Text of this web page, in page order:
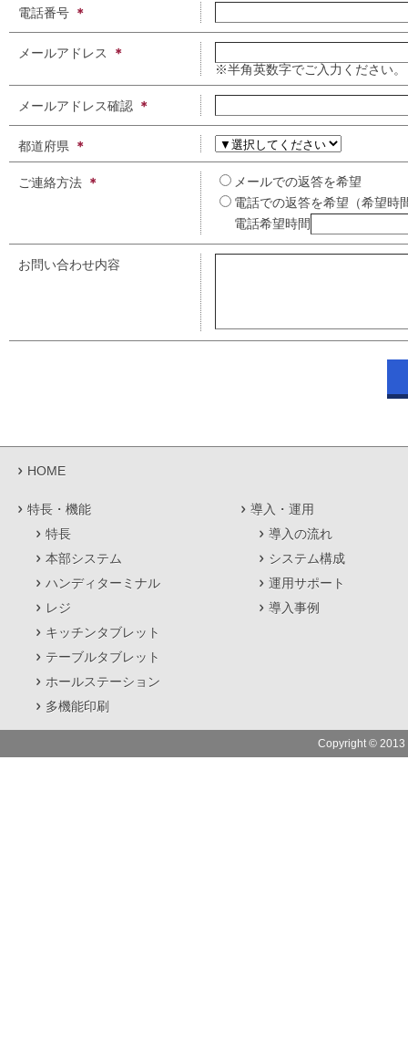
電話番号
メールアドレス
※半角英数字でご入力ください。
メールアドレス確認
都道府県
ご連絡方法
メールでの返答を希望
電話での返答を希望（希望時
電話希望時間
お問い合わせ内容
HOME
特長・機能
特長
本部システム
ハンディターミナル
レジ
キッチンタブレット
テーブルタブレット
ホールステーション
多機能印刷
導入・運用
導入の流れ
システム構成
運用サポート
導入事例
Copyright © 2013